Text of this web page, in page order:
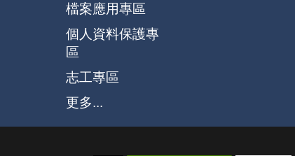
檔案應用專區
個人資料保護專
區
志工專區
更多...